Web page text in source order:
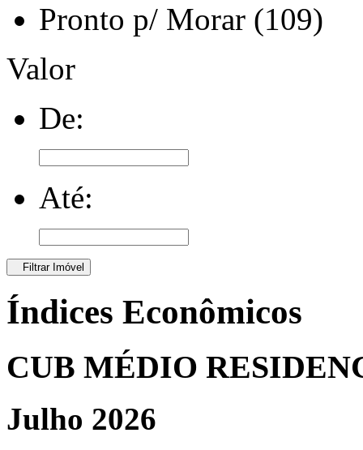
Pronto p/ Morar (109)
Valor
De:
Até:
Filtrar Imóvel
Índices Econômicos
CUB MÉDIO
Julho 2026